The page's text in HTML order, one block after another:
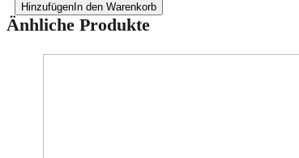
Hinzufügen In den Warenkorb
Änhliche Produkte